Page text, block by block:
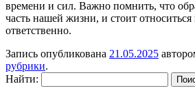
времени и сил. Важно помнить, что
часть нашей жизни, и стоит
ответственно.
Запись опубликована 21.05.2025
рубрики.
Найти: